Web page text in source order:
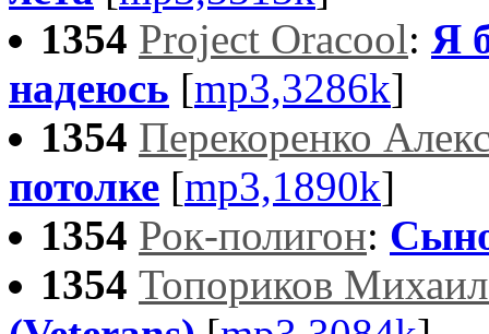
1354 Project Oracool: Я
надеюсь [mp3,3286k]
1354 Перекоренко
потолке [mp3,1890k]
1354 Рок-полигон:
1354 Топориков